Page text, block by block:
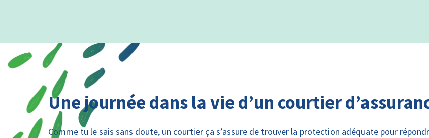
Une journée dans la vie d’un courtier
Comme tu le sais sans doute, un courtier ça s’assure de trouver la protection adéquate pour